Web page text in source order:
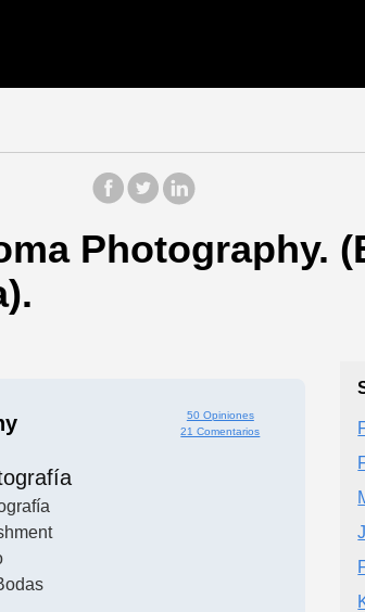
Photography.
50 Opiniones
21 Comentarios